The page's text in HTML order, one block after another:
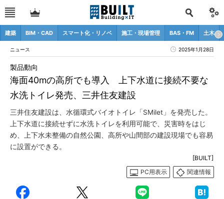
建築 BIM・CAD スマート化・リノベ 施工・現場管理 BAS・FM 土木
ニュース 2025年1月28日
海面40mの高所でも導入 上下水道に接続不要な
水洗トイレ発売、三井住友建設
製品動向
三井住友建設は、水循環式バイオトイレ「SMilet」を発売した。
上下水道に接続せずに水洗トイレを利用可能で、災害時をはじ
め、上下水未整備の自然公園、高所や山間部の建設現場でも容易
に設置ができる。
[BUILT]
PC用表示
関連情報